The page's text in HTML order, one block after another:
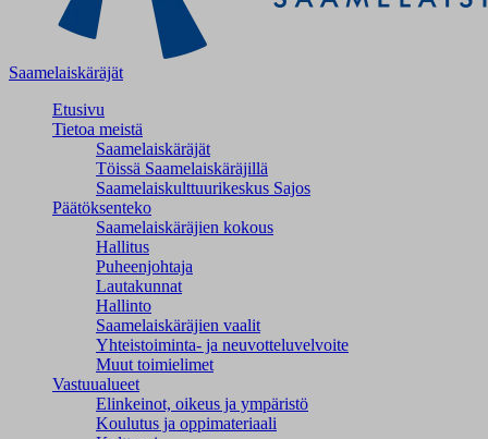
Saamelaiskäräjät
Etusivu
Tietoa meistä
Saamelaiskäräjät
Töissä Saamelaiskäräjillä
Saamelaiskulttuuri­keskus Sajos
Päätöksenteko
Saamelaiskäräjien kokous
Hallitus
Puheenjohtaja
Lautakunnat
Hallinto
Saamelaiskäräjien vaalit
Yhteistoiminta- ja neuvotteluvelvoite
Muut toimielimet
Vastuualueet
Elinkeinot, oikeus ja ympäristö
Koulutus ja oppimateriaali